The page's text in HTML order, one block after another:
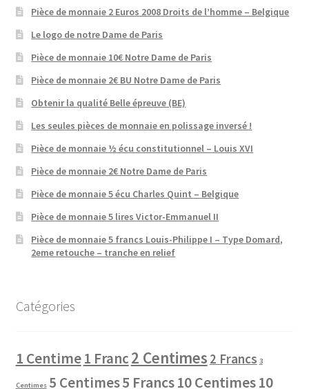
Pièce de monnaie 2 Euros 2008 Droits de l’homme – Belgique
Le logo de notre Dame de Paris
Pièce de monnaie 10€ Notre Dame de Paris
Pièce de monnaie 2€ BU Notre Dame de Paris
Obtenir la qualité Belle épreuve (BE)
Les seules pièces de monnaie en polissage inversé !
Pièce de monnaie ½ écu constitutionnel – Louis XVI
Pièce de monnaie 2€ Notre Dame de Paris
Pièce de monnaie 5 écu Charles Quint – Belgique
Pièce de monnaie 5 lires Victor-Emmanuel II
Pièce de monnaie 5 francs Louis-Philippe I – Type Domard,
2eme retouche – tranche en relief
Catégories
1 Centime1 Franc2 Centimes 2 Francs 3
Centimes 5 Centimes5 Francs10 Centimes10